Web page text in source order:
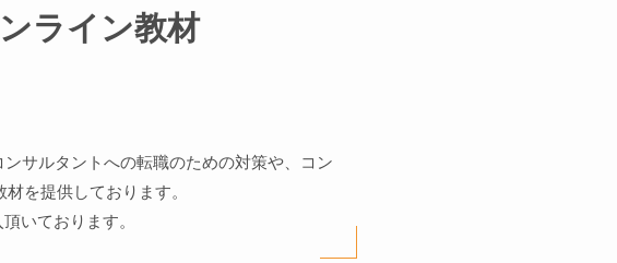
ライン教材
サルタントへの転職のための対策や、コン
を提供しております。
いております。